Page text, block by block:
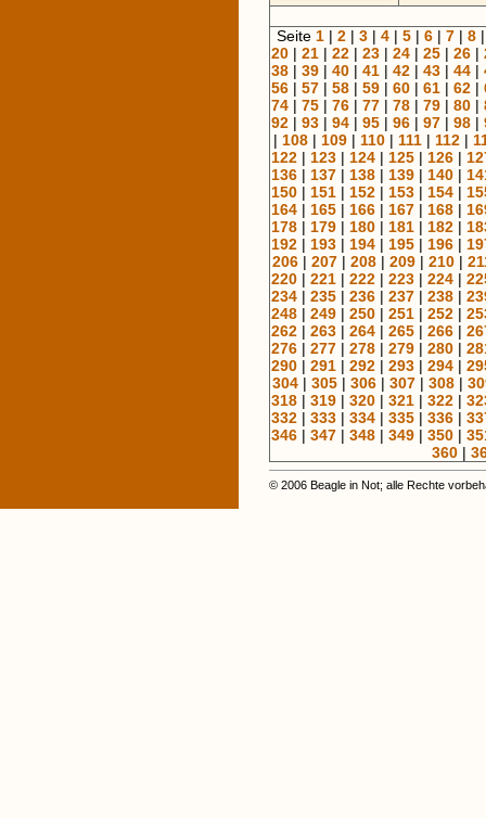
Seite 1| 2| 3| 4| 5| 6| 7| 8
20 | 21 | 22 | 23 | 24 | 25 | 26 |
38 | 39 | 40 | 41 | 42 | 43 | 44 |
56 | 57 | 58 | 59 | 60 | 61 | 62 |
74 | 75 | 76 | 77 | 78 | 79 | 80 |
92 | 93 | 94 | 95 | 96 | 97 | 98 |
| 108| 109| 110| 111| 112|
122 | 123 | 124 | 125 | 126 |
136 | 137 | 138 | 139 | 140 |
150 | 151 | 152 | 153 | 154 |
164 | 165 | 166 | 167 | 168 |
178 | 179 | 180 | 181 | 182 |
192 | 193 | 194 | 195 | 196 |
206| 207| 208| 209| 210|
220 | 221 | 222 | 223 | 224 |
234 | 235 | 236 | 237 | 238 |
248 | 249 | 250 | 251 | 252 |
262 | 263 | 264 | 265 | 266 |
276 | 277 | 278 | 279 | 280 |
290 | 291 | 292 | 293 | 294 |
304| 305| 306| 307| 308|
318 | 319 | 320 | 321 | 322 |
332 | 333 | 334 | 335 | 336 |
346 | 347 | 348 | 349 | 350 |
360 |
© 2006 Beagle in Not; alle Rechte